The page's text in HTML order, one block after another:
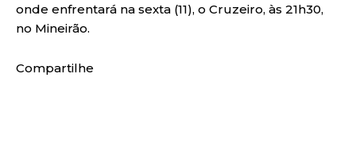
onde enfrentará na sexta (11), o Cruzeiro, às 21h30,
no Mineirão.
Compartilhe